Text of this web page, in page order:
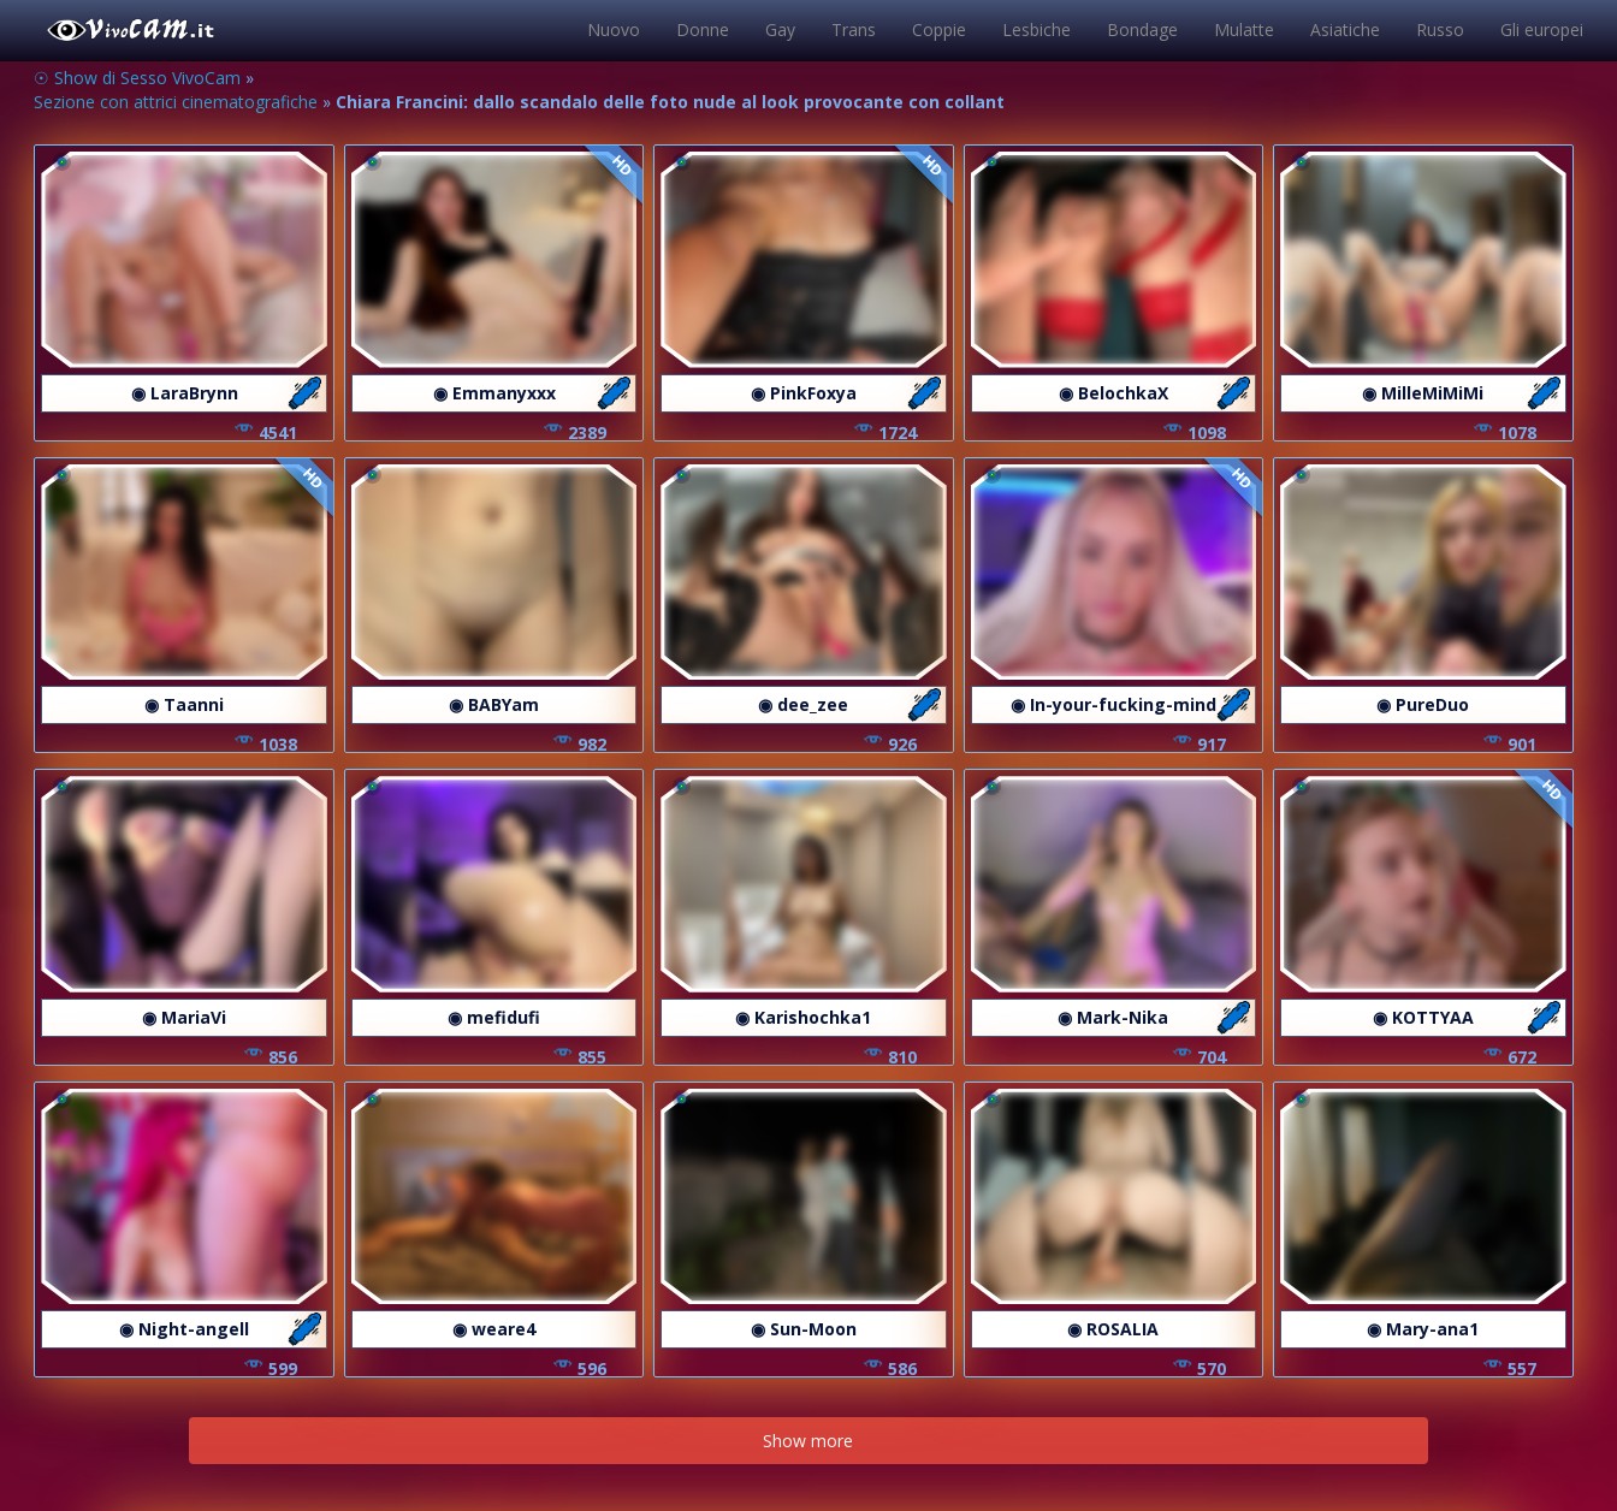
Nuovo Donne Gay Trans Coppie Lesbiche Bondage Mulatte Asiatiche Russo Gli europei
☉ Show di Sesso VivoCam »
Sezione con attrici cinematografiche » Chiara Francini: dallo scandalo delle foto nude al look provocante con collant
◉ LaraBrynn
4541
HD
◉ Emmanyxxx
2389
HD
◉ PinkFoxya
1724
◉ BelochkaX
1098
◉ MilleMiMiMi
1078
HD
◉ Taanni
1038
◉ BABYam
982
◉ dee_zee
926
HD
◉ In-your-fucking-mind
917
◉ PureDuo
901
◉ MariaVi
856
◉ mefidufi
855
◉ Karishochka1
810
◉ Mark-Nika
704
HD
◉ KOTTYAA
672
◉ Night-angell
599
◉ weare4
596
◉ Sun-Moon
586
◉ ROSALIA
570
◉ Mary-ana1
557
Show more